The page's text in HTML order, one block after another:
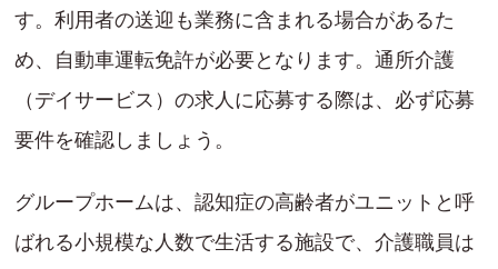
す。利用者の送迎も業務に含まれる場合があるた
め、自動車運転免許が必要となります。通所介護
（デイサービス）の求人に応募する際は、必ず応募
要件を確認しましょう。
グループホームは、認知症の高齢者がユニットと呼
ばれる小規模な人数で生活する施設で、介護職員は